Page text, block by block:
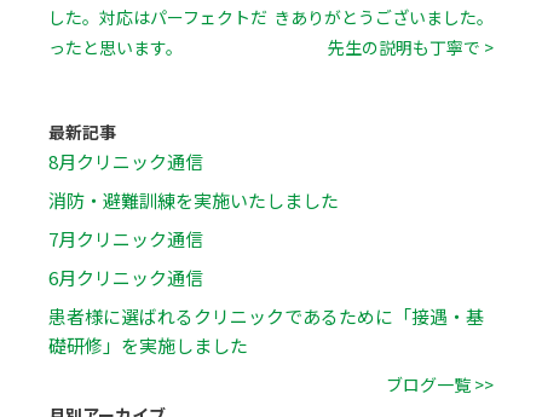
した。対応はパーフェクトだ
ったと思います。
きありがとうございました。
先生の説明も丁寧で >
最新記事
8月クリニック通信
消防・避難訓練を実施いたしました
7月クリニック通信
6月クリニック通信
患者様に選ばれるクリニックであるために「接遇・基
礎研修」を実施しました
ブログ一覧 >>